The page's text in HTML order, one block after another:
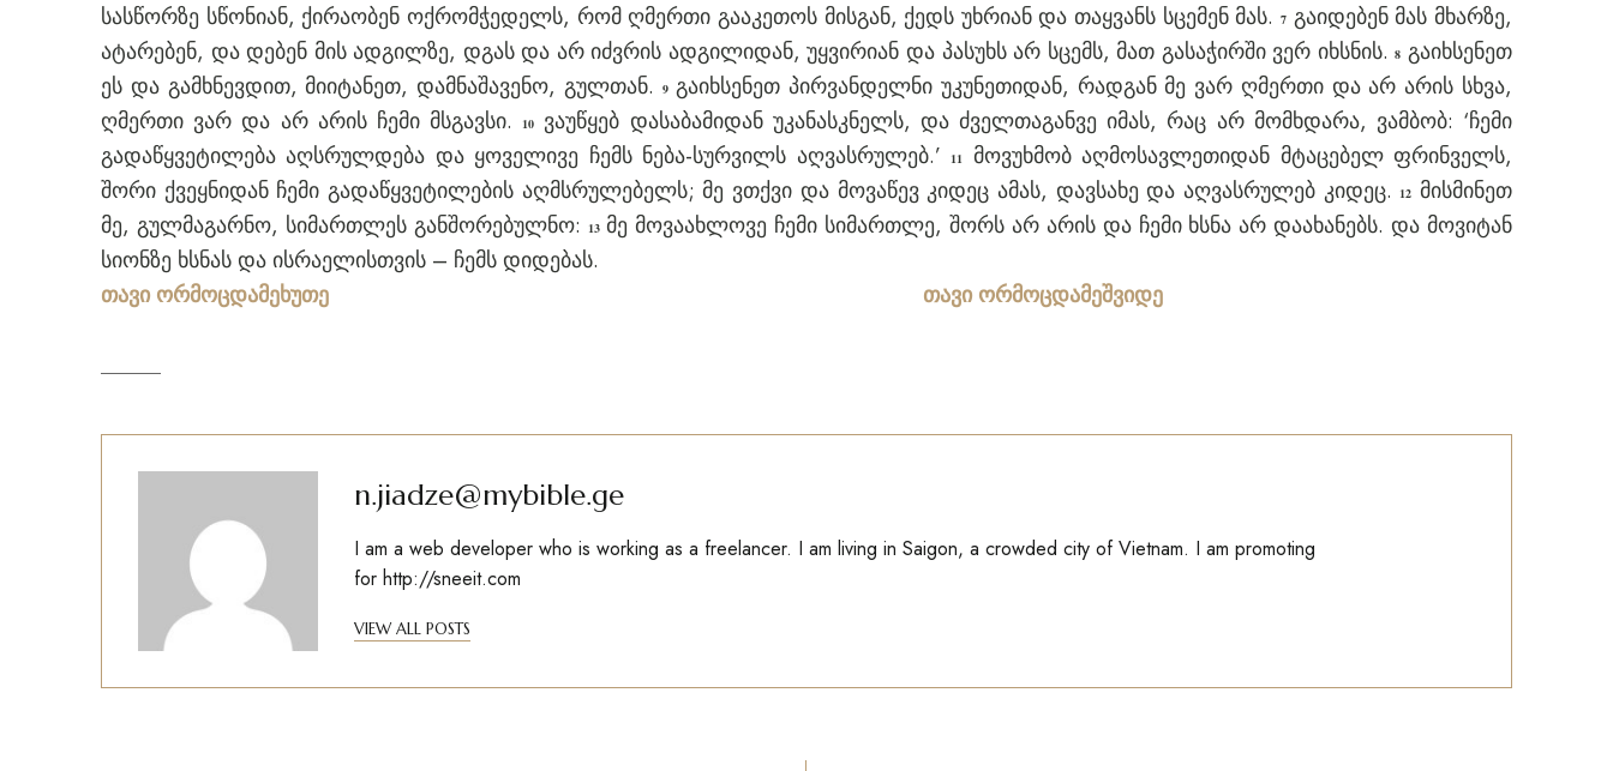
სასწორზე სწონიან, ქირაობენ ოქრომჭედელს, რომ ღმერთი გააკეთოს მისგან, ქედს უხრიან და თაყვანს სცემენ მას.7 გაიდებენ მას მხარზე,
ატარებენ, და დებენ მის ადგილზე, დგას და არ იძვრის ადგილიდან, უყვირიან და პასუხს არ სცემს, მათ გასაჭირში ვერ იხსნის.8 გაიხსენეთ
ეს და გამხნევდით, მიიტანეთ, დამნაშავენო, გულთან.
9გაიხსენეთ პირვანდელნი უკუნეთიდან, რადგან მე ვარ ღმერთი და არ არის სხვა,
ღმერთი ვარ და არ არის ჩემი მსგავსი.
10
ვაუწყებ დასაბამიდან უკანასკნელს, და ძველთაგანვე იმას, რაც არ მომხდარა, ვამბობ: ‘ჩემი
გადაწყვეტილება აღსრულდება და ყოველივე ჩემს ნება-სურვილს აღვასრულებ.’
11
მოვუხმობ აღმოსავლეთიდან მტაცებელ ფრინველს,
შორი ქვეყნიდან ჩემი გადაწყვეტილების აღმსრულებელს; მე ვთქვი და მოვაწევ კიდეც ამას, დავსახე და აღვასრულებ კიდეც.
12 მისმინეთ
მე, გულმაგარნო, სიმართლეს განშორებულნო:
13მე მოვაახლოვე ჩემი სიმართლე, შორს არ არის და ჩემი ხსნა არ დაახანებს. და მოვიტან
სიონზე ხსნას და ისრაელისთვის – ჩემს დიდებას.
თავი ორმოცდამეხუთე
თავი ორმოცდამეშვიდე
n.jiadze@mybible.ge
I am a web developer who is working as a freelancer. I am living in Saigon, a crowded city of Vietnam. I am promoting
for http://sneeit.com
VIEW ALL POSTS